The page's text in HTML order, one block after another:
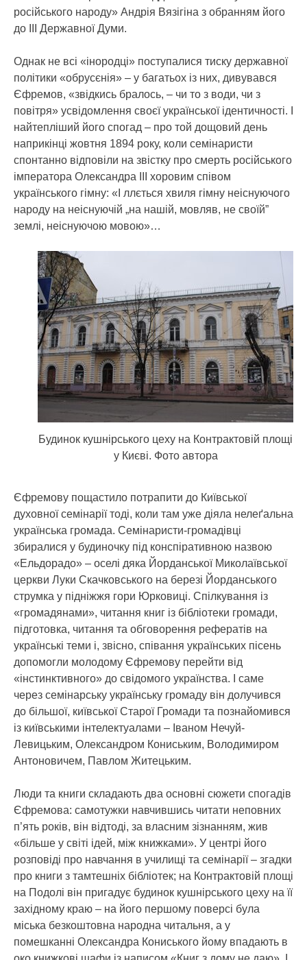
російського народу» Андрія Вязігіна з обранням його
до ІІІ Державної Думи.
Однак не всі «інородці» поступалися тиску державної
політики «обрусєнія» – у багатьох із них, дивувався
Єфремов, «звідкись бралось, – чи то з води, чи з
повітря» усвідомлення своєї української ідентичності. І
найтепліший його спогад – про той дощовий день
наприкінці жовтня 1894 року, коли семінаристи
спонтанно відповіли на звістку про смерть російського
імператора Олександра ІІІ хоровим співом
українського гімну: «І ллється хвиля гімну неіснуючого
народу на неіснуючій „на нашій, мовляв, не своїй”
землі, неіснуючою мовою»…
Будинок кушнірського цеху на Контрактовій площі
у Києві. Фото автора
Єфремову пощастило потрапити до Київської
духовної семінарії тоді, коли там уже діяла нелеґальна
українська громада. Семінаристи-громадівці
збиралися у будиночку під конспіративною назвою
«Ельдорадо» – оселі дяка Йорданської Миколаївської
церкви Луки Скачковського на березі Йорданського
струмка у підніжжя гори Юрковиці. Спілкування із
«громадянами», читання книг із бібліотеки громади,
підготовка, читання та обговорення рефератів на
українські теми і, звісно, співання українських пісень
допомогли молодому Єфремову перейти від
«інстинктивного» до свідомого українства. І саме
через семінарську українську громаду він долучився
до більшої, київської Старої Громади та познайомився
із київськими інтелектуалами – Іваном Нечуй-
Левицьким, Олександром Кониським, Володимиром
Антоновичем, Павлом Житецьким.
Люди та книги складають два основні сюжети спогадів
Єфремова: самотужки навчившись читати неповних
п’ять років, він відтоді, за власним зізнанням, жив
«більше у світі ідей, між книжками». У центрі його
розповіді про навчання в училищі та семінарії – згадки
про книги з тамтешніх бібліотек; на Контрактовій площі
на Подолі він пригадує будинок кушнірського цеху на її
західному краю – на його першому поверсі була
міська безкоштовна народна читальня, а у
помешканні Олександра Кониського йому впадають в